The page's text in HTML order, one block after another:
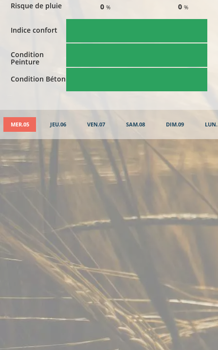
Risque de pluie
Indice confort
Condition
Peinture
Condition Béton
0 % 0 %
MER.05 JEU.06 VEN.07 SAM.08 DIM.09